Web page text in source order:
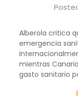
Alberola critica
emergencia
mientras
gasto sanitario